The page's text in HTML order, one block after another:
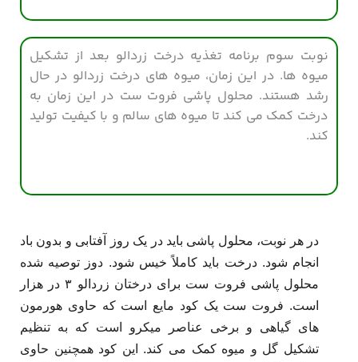
نوبت سوم برنامه تغذیه درخت زردالو بعد از تشکیل
میوه ها. در این زمان، میوه های درخت زردالو در حال
رشد هستند. محلول پاشی فروت ست در این زمان به
درخت کمک می کند تا میوه های سالم و با کیفیت تولید
کند.
در هر نوبت، محلول پاشی باید در یک روز آفتابی و بدون باد
انجام شود. درخت باید کاملاً خیس شود. دوز توصیه شده
محلول پاشی فروت ست برای درختان زردالو ۳ در هزار
است. فروت ست یک کود مایع است که حاوی هورمون
های گیاهی و برخی عناصر میکرو است که به تنظیم
تشکیل گل و میوه کمک می کند. این کود همچنین حاوی